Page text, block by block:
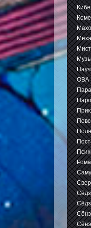
Меха
ОВА